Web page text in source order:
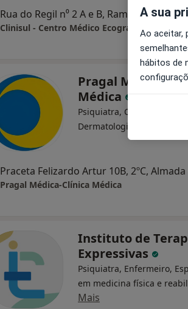
Rua do Regil n⁰ 2 A e B, Ramalha ALMADA, Almada
Clinisul - Centro Médico Ecográfico Lda
Pragal Médica-
Médica
Psiquiatra, Cardiologista,
Dermatologista
Praceta Felizardo Artur 10B, 2ºC, Almada
Pragal Médica-Clínica Médica
Instituto de
Expressivas
Psiquiatra, Enfermeiro,
em medicina física e
Mais
A sua
Ao aceitar,
hábitos de